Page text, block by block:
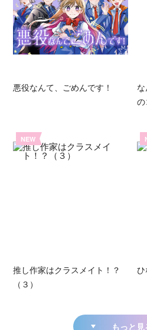
悪役なんて、ごめんです！
NEW
推し作家はクラスメイト！？
（３）
ひ
もっと見